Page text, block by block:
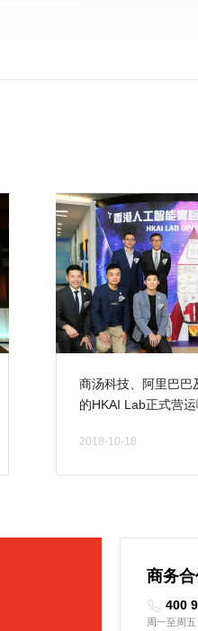
商汤科技、阿里巴巴
的HKAI Lab正式营运
近日，由阿里巴巴集
验室（HKAI Lab）
科技园公司行政总裁
能企业生态发展。
2018-10-18
商务
400
周一至周